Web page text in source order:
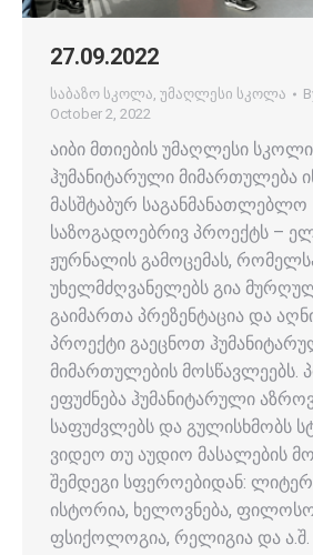
27.09.2022
საბაზო სკოლა, უმაღლესი სკოლა
October 2, 2022
აიბი მთიების უმაღლესი
ჰუმანიტარული მიმართულება
მასშტაბურ საგანმანათლებლო
საზოგადოებრივ პროექტს –
ჟურნალის გამოცემას,
უხელმძღვანელებს გია
გაიმართა პრეზენტაცია და
პროექტი გაეცნოთ
მიმართულების მოსწავლეებს.
ეფუძნება ჰუმანიტარული
საფუძვლებს და გულისხმობს
ვიდეო თუ აუდიო მასალების
შემდეგი სფეროებიდან:
ისტორია, ხელოვნება,
ფსიქოლოგია, რელიგია და